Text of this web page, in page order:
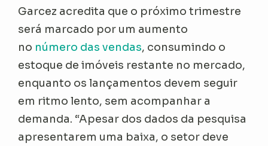
Garcez acredita que o próximo trimestre
será marcado por um aumento
no número das vendas, consumindo o
estoque de imóveis restante no mercado,
enquanto os lançamentos devem seguir
em ritmo lento, sem acompanhar a
demanda. “Apesar dos dados da pesquisa
apresentarem uma baixa, o setor deve